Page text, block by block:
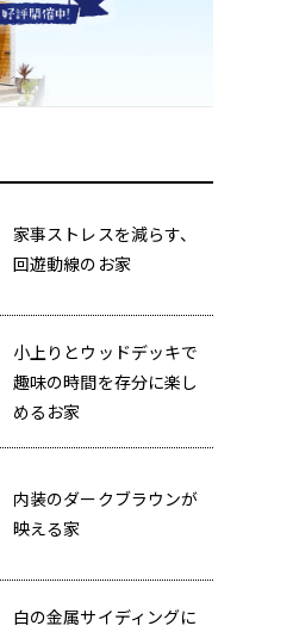
家事ストレスを減らす、
回遊動線のお家
小上りとウッドデッキで
趣味の時間を存分に楽し
めるお家
内装のダークブラウンが
映える家
白の金属サイディングに